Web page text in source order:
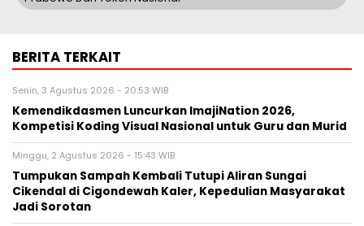
BERITA TERKAIT
Senin, 3 Agustus 2026 - 20:53 WIB
Kemendikdasmen Luncurkan ImajiNation 2026,
Kompetisi Koding Visual Nasional untuk Guru dan Murid
Minggu, 2 Agustus 2026 - 15:43 WIB
Tumpukan Sampah Kembali Tutupi Aliran Sungai
Cikendal di Cigondewah Kaler, Kepedulian Masyarakat
Jadi Sorotan